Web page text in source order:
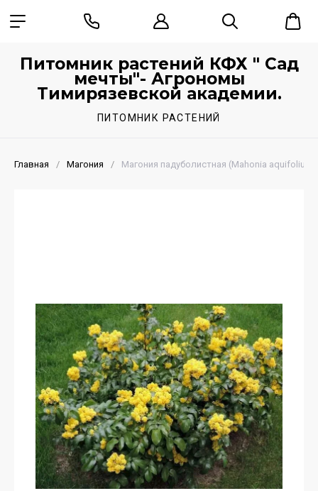
Питомник растений КФХ " Сад
мечты"- Агрономы
Тимирязевской академии.
ПИТОМНИК РАСТЕНИЙ
Главная / Магония / Магония падуболистная (Mahonia aquifolium)